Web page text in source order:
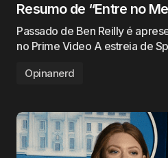
Resumo de “Entre no
Passado de Ben Reilly é
no Prime Video A estreia de
Opinanerd